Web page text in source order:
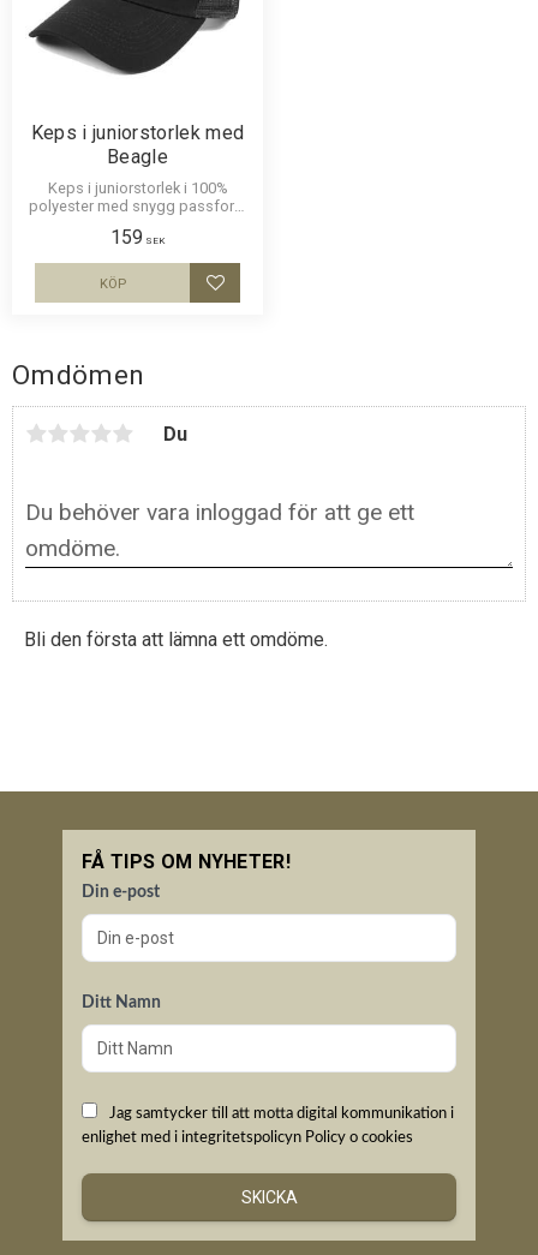
Omdömen
Du
Bli den första att lämna ett omdöme.
Keps i juniorstorlek med
Beagle
Keps i juniorstorlek i 100%
polyester med snygg passform
siluettbild av en Beagle. Luftig
och skön keps.
159 SEK
Lägg till i favoriter
KÖP
FÅ TIPS OM NYHETER!
Din e-post
Ditt Namn
Jag samtycker till att motta digital kommunikation i
enlighet med i integritetspolicyn Policy o cookies
SKICKA